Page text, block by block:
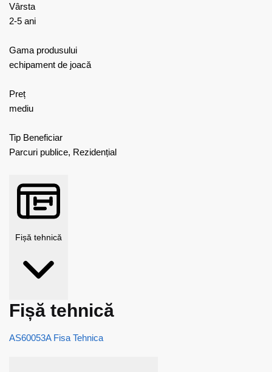
Vârsta
2-5 ani
Gama produsului
echipament de joacă
Preț
mediu
Tip Beneficiar
Parcuri publice, Rezidențial
Fișă tehnică
Fișă tehnică
AS60053A Fisa Tehnica